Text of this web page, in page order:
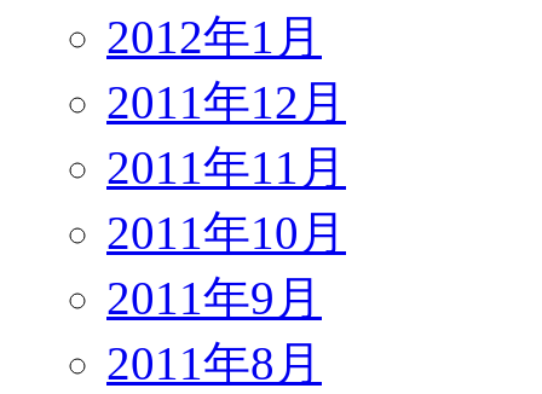
2012年1月
2011年12月
2011年11月
2011年10月
2011年9月
2011年8月